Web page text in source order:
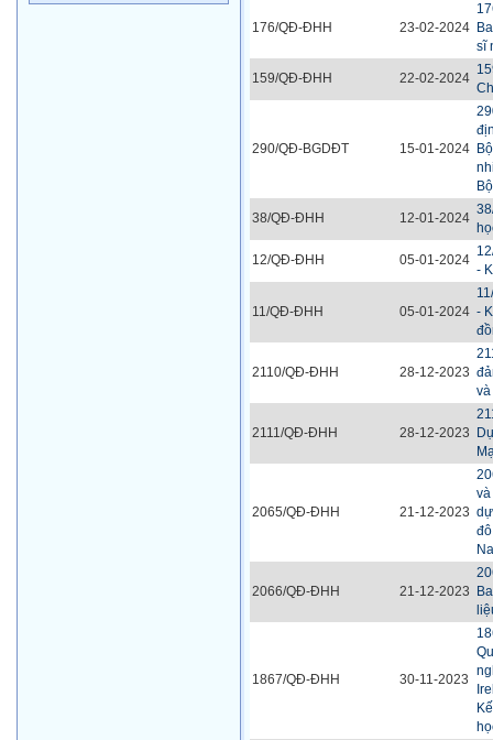
176/QĐ-ĐHH 23-02-2024
sĩ
159/QĐ-ĐHH 22-02-2024
290/QĐ-BGDĐT 15-01-2024
38/QĐ-ĐHH 12-01-2024
12/QĐ-ĐHH 05-01-2024
-
11/QĐ-ĐHH 05-01-2024 -
2110/QĐ-ĐHH 28-12-2023
2111/QĐ-ĐHH 28-12-2023
2065/QĐ-ĐHH 21-12-2023
2066/QĐ-ĐHH 21-12-2023
1867/QĐ-ĐHH 30-11-2023